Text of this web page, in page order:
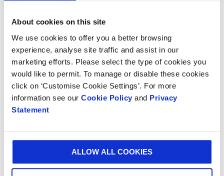
About cookies on this site
We use cookies to offer you a better browsing
experience, analyse site traffic and assist in our
marketing efforts. Please select the type of cookies you
would like to permit. To manage or disable these cookies
click on ‘Customise Cookie Settings’. For more
information see our Cookie Policy and Privacy
Statement
ALLOW ALL COOKIES
interfieren en la vida útil de los vinos Bag-in-Box, así
como las posibles áreas de mejora. Seguidamente, los
expertos de SmartLife llevan a cabo un diagnóstico,
básico o completo, del proceso de llenado para
determinar los puntos críticos a través de los que se
podría mejorar la vida útil al menor coste.
Por último, para quienes buscan ampliar sus
de envasado Bag-in-Box yPouch-Up , Smurfit Kappa
y Vitop organizan seminarios científicos sobre Bag-
, de forma virtual o presencial, dirigidos a las
industrias del vino, zumo y agua.